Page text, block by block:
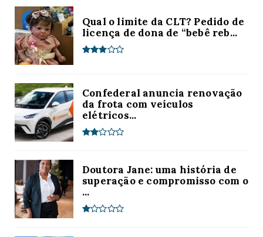
Qual o limite da CLT? Pedido de
licença de dona de “bebê reb...
Confederal anuncia renovação
da frota com veículos
elétricos...
Doutora Jane: uma história de
superação e compromisso com o
...